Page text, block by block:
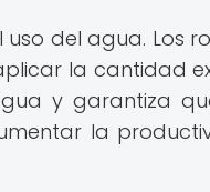
del agua. Los
la cantidad
y garantiza
la